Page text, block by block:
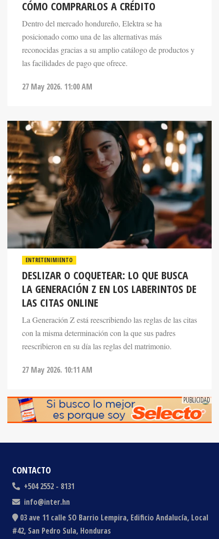
Dentro del mercado hondureño, Elektra se ha
posicionado como una de las alternativas más
reconocidas gracias a su amplio catálogo de productos y
las facilidades de pago que ofrece.
ENTRETENIMIENTO
DESLIZAR O COQUETEAR: LO QUE BUSCA
LA GENERACIÓN Z EN LOS LABERINTOS DE
LAS CITAS ONLINE
La Generación Z está reescribiendo las reglas de las citas
con la misma determinación con la que sus padres
reescribieron en su día las reglas del matrimonio.
CONTACTO
+504 2552 - 8131
info@inter.hn
03 ave 11 calle SO Barrio Lempira, Edificio Andalucía, Local
#42, San Pedro Sula, Honduras